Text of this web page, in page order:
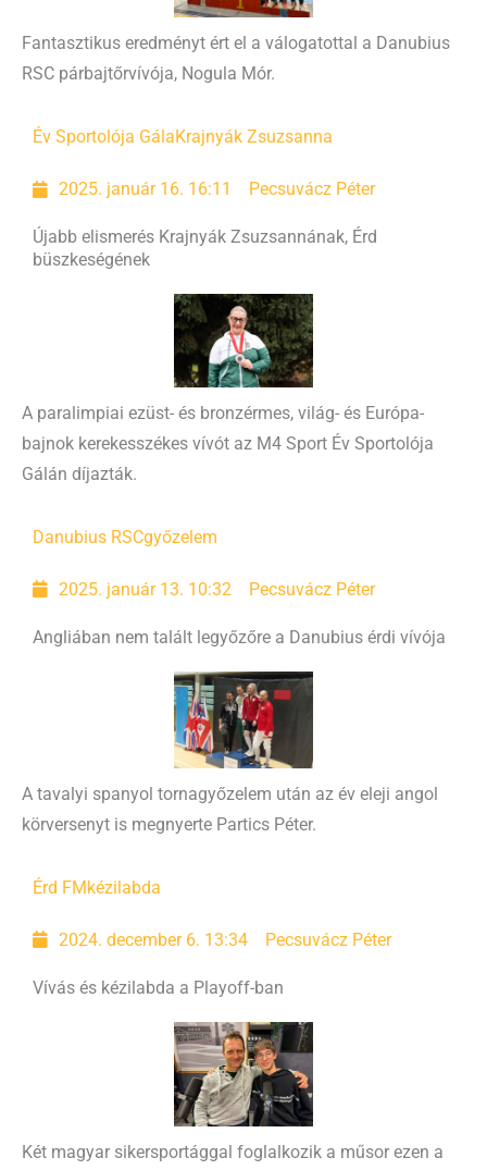
Fantasztikus eredményt ért el a válogatottal a Danubius
RSC párbajtőrvívója, Nogula Mór.
Év Sportolója GálaKrajnyák Zsuzsanna
2025. január 16. 16:11 Pecsuvácz Péter
Újabb elismerés Krajnyák Zsuzsannának, Érd
büszkeségének
A paralimpiai ezüst- és bronzérmes, világ- és Európa-
bajnok kerekesszékes vívót az M4 Sport Év Sportolója
Gálán díjazták.
Danubius RSCgyőzelem
2025. január 13. 10:32 Pecsuvácz Péter
Angliában nem talált legyőzőre a Danubius érdi vívója
A tavalyi spanyol tornagyőzelem után az év eleji angol
körversenyt is megnyerte Partics Péter.
Érd FM kézilabda
2024. december 6. 13:34 Pecsuvácz Péter
Vívás és kézilabda a Playoff-ban
Két magyar sikersportággal foglalkozik a műsor ezen a